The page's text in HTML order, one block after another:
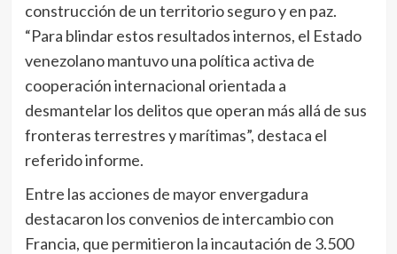
construcción de un territorio seguro y en paz.
“Para blindar estos resultados internos, el Estado
venezolano mantuvo una política activa de
cooperación internacional orientada a
desmantelar los delitos que operan más allá de sus
fronteras terrestres y marítimas”, destaca el
referido informe.
Entre las acciones de mayor envergadura
destacaron los convenios de intercambio con
Francia, que permitieron la incautación de 3.500